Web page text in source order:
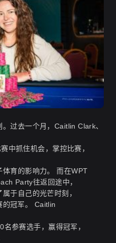
过去一个月，Caitlin Clark、
中抓住机会，掌控比赛，
育的影响力。 而在WPT
Party往返回途中，
于自己的光芒时刻，
的冠军。 Caitlin
参赛选手，赢得冠军，